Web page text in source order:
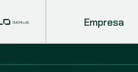
Empresa